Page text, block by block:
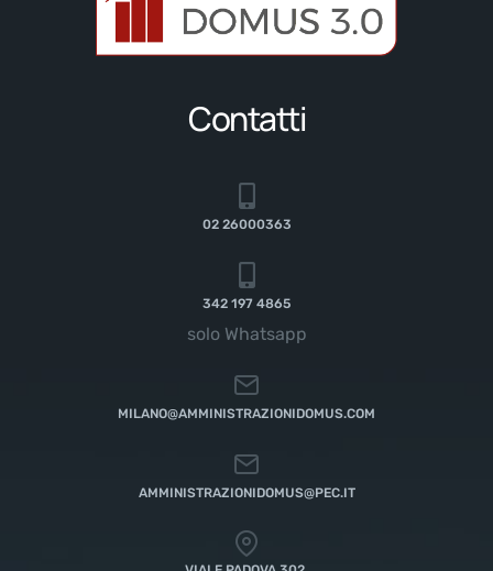
Contatti
02 26000363
342 197 4865
solo Whatsapp
MILANO@AMMINISTRAZIONIDOMUS.COM
AMMINISTRAZIONIDOMUS@PEC.IT